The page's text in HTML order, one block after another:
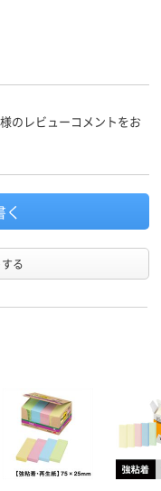
55
のレビューコメントをお
る